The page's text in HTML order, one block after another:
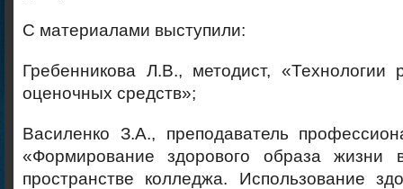
С материалами выступили:
Гребенникова Л.В., методист, «Технологии
оценочных средств»;
Василенко З.А., преподаватель
«Формирование здорового образа жизни
пространстве колледжа. Использование